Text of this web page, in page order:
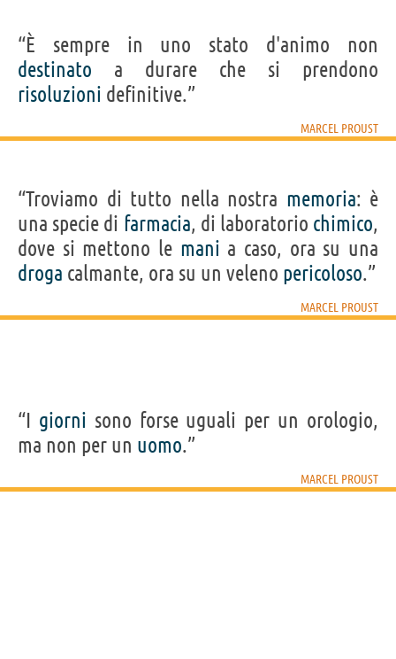
“È sempre in uno stato d'animo non
destinato a durare che si prendono
risoluzioni definitive.”
MARCEL PROUST
“Troviamo di tutto nella nostra memoria: è
una specie di farmacia, di laboratorio chimico,
dove si mettono le mani a caso, ora su una
droga calmante, ora su un veleno pericoloso.”
MARCEL PROUST
“I giorni sono forse uguali per un orologio,
ma non per un uomo.”
MARCEL PROUST